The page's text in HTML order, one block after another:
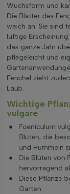
Wuchsform und
Die Blätter des
weich an. Sie sind
luftige
das ganze Jahr
pflegeleicht und
Fenchel zieht
Laub.
Wichtige
vulgare
Foeniculum
Blüten, die
und Hummeln
Die Blüten von
hervorragend
Diese Pflanze
Garten.